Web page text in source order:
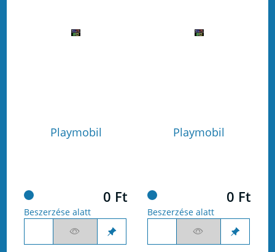
Playmobil
0 Ft
Beszerzése alatt
Playmobil
0 Ft
Beszerzése alatt